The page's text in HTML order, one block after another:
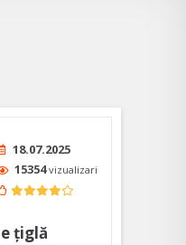
18.07.2025
15354vizualizari
țiglă